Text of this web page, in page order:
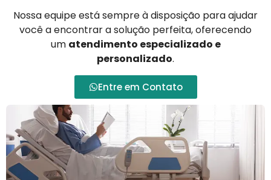
Nossa equipe está sempre à disposição para ajudar
você a encontrar a solução perfeita, oferecendo
um atendimento especializado e
personalizado.
Entre em Contato